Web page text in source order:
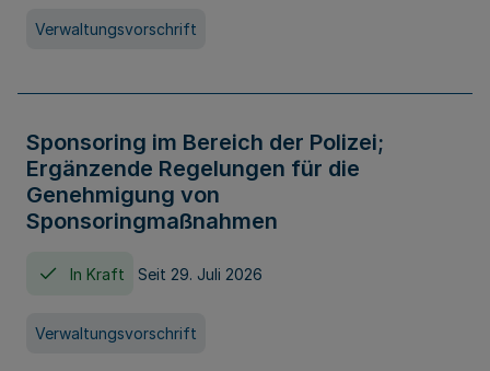
Verwaltungsvorschrift
Sponsoring im Bereich der Polizei;
Ergänzende Regelungen für die
Genehmigung von
Sponsoringmaßnahmen
In Kraft Seit 29. Juli 2026
Verwaltungsvorschrift